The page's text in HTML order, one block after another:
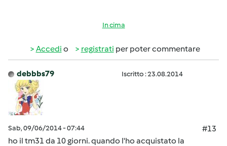
In cima
Accedi o registrati per poter commentare
debbbs79 Iscritto : 23.08.2014
Sab, 09/06/2014 - 07:44
#13
ho il tm31 da 10 giorni. quando l'ho acquistato la